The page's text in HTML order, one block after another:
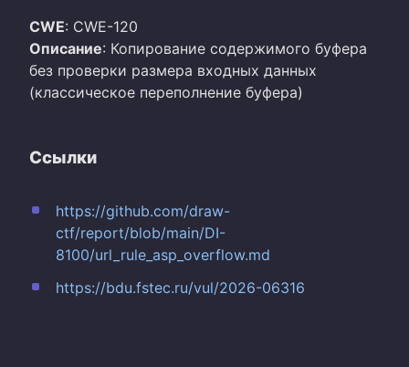
CWE: CWE-120
Описание: Копирование содержимого буфера
без проверки размера входных данных
(классическое переполнение буфера)
Ссылки
https://github.com/draw-
ctf/report/blob/main/DI-
8100/url_rule_asp_overflow.md
https://bdu.fstec.ru/vul/2026-06316